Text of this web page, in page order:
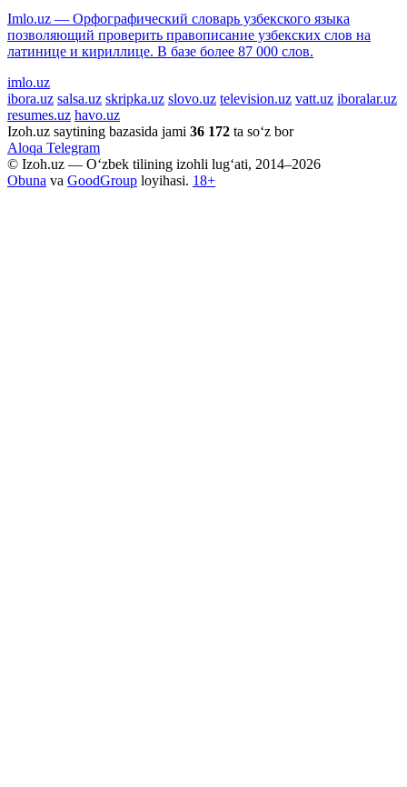
Imlo.uz — Орфографический словарь узбекского языка
позволяющий проверить правописание узбекских слов на
латинице и кириллице. В базе более 87 000 слов.
imlo.uz
ibora.uz salsa.uz skripka.uz slovo.uz television.uz vatt.uz iboralar.uz
resumes.uz havo.uz
Izoh.uz saytining bazasida jami 36 172 ta so‘z bor
Aloqa Telegram
© Izoh.uz — O‘zbek tilining izohli lug‘ati, 2014–2026
Obuna va GoodGroup loyihasi. 18+